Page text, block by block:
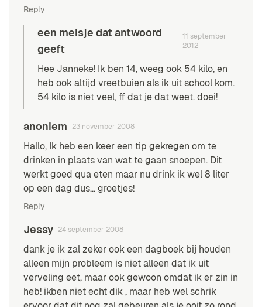
Reply
een meisje dat antwoord
geeft
11 september
2012
Hee Janneke! Ik ben 14, weeg ook 54 kilo, en
heb ook altijd vreetbuien als ik uit school kom.
54 kilo is niet veel, ff dat je dat weet. doei!
anoniem 23 november 2008
Hallo, Ik heb een keer een tip gekregen om te
drinken in plaats van wat te gaan snoepen. Dit
werkt goed qua eten maar nu drink ik wel 8 liter
op een dag dus… groetjes!
Reply
Jessy 24 september 2008
dank je ik zal zeker ook een dagboek bij houden
alleen mijn probleem is niet alleen dat ik uit
verveling eet, maar ook gewoon omdat ik er zin in
heb! ikben niet echt dik , maar heb wel schrik